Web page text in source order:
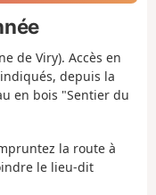
de Viry). Accès en
depuis la
en bois "Sentier du
la route à
le lieu-dit